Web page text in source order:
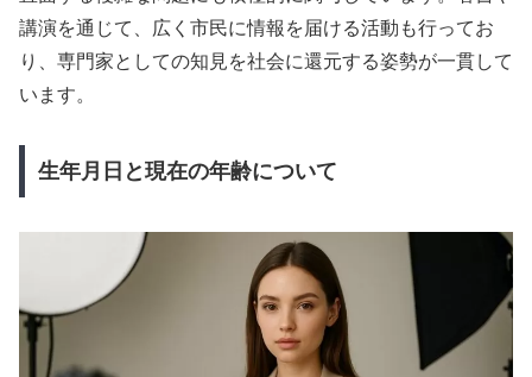
講演を通じて、広く市民に情報を届ける活動も行ってお
り、専門家としての知見を社会に還元する姿勢が一貫して
います。
生年月日と現在の年齢について